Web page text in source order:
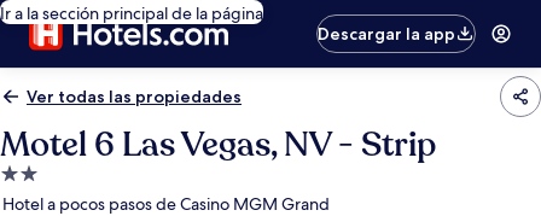
Ir a la sección principal de la página
Descargar la app
Ver todas las propiedades
Motel 6 Las Vegas, NV - Strip
Propiedad
de
Hotel a pocos pasos de Casino MGM Grand